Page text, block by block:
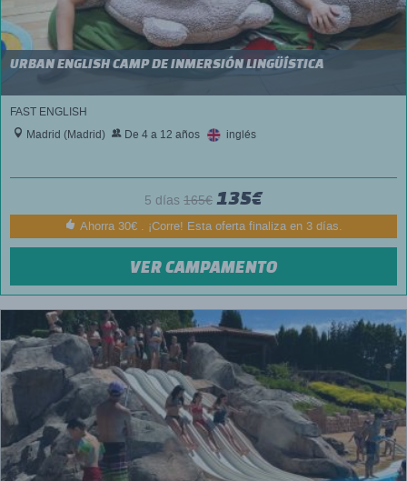
URBAN ENGLISH CAMP DE INMERSIÓN LINGÜÍSTICA
FAST ENGLISH
Madrid (Madrid)
De 4 a 12 años inglés
5 días 165€ 135€
Ahorra 30€ . ¡Corre! Esta oferta finaliza en 3 días.
VER CAMPAMENTO